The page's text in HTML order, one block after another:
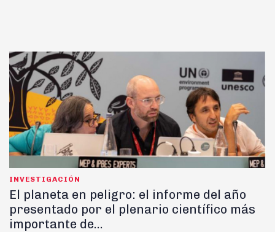
INVESTIGACIÓN
El planeta en peligro: el informe del año
presentado por el plenario científico más
importante de...